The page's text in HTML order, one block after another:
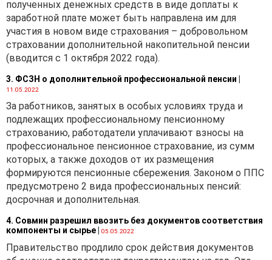
(приказу).
В тех же организациях, где
премирование
осуществляется на
постоянной основе, может
быть разработано и
премировании, в котором
должны
предусматриваться
условия премирования.
Решение подобных
вопросов непосредственно
касается
микроорганизаций. К
микроорганизациям в силу
Беларусь «О поддержке
полученных денежных средств в виде доплаты к
заработной плате может быть направлена им для
участия в новом виде страхования – добровольном
страховании дополнительной накопительной пенсии
(вводится с 1 октября 2022 года).
3. ФСЗН о дополнительной профессиональной пенсии
11.05.2022
За работников, занятых в особых условиях труда и
подлежащих профессиональному пенсионному
страхованию, работодатели уплачивают взносы на
профессиональное пенсионное страхование, из сумм
которых, а также доходов от их размещения
формируются пенсионные сбережения. Законом о ППС
предусмотрено 2 вида профессиональных пенсий:
досрочная и дополнительная.
4. Совмин разрешил ввозить без документов соответствия
компоненты и сырье
05.05.2022
Правительство продлило срок действия документов